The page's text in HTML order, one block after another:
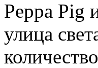
Peppa Pig
улица